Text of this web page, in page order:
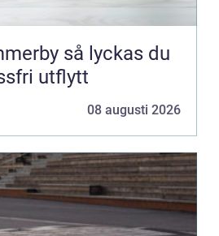
lyckas du
utflytt
08 augusti 2026